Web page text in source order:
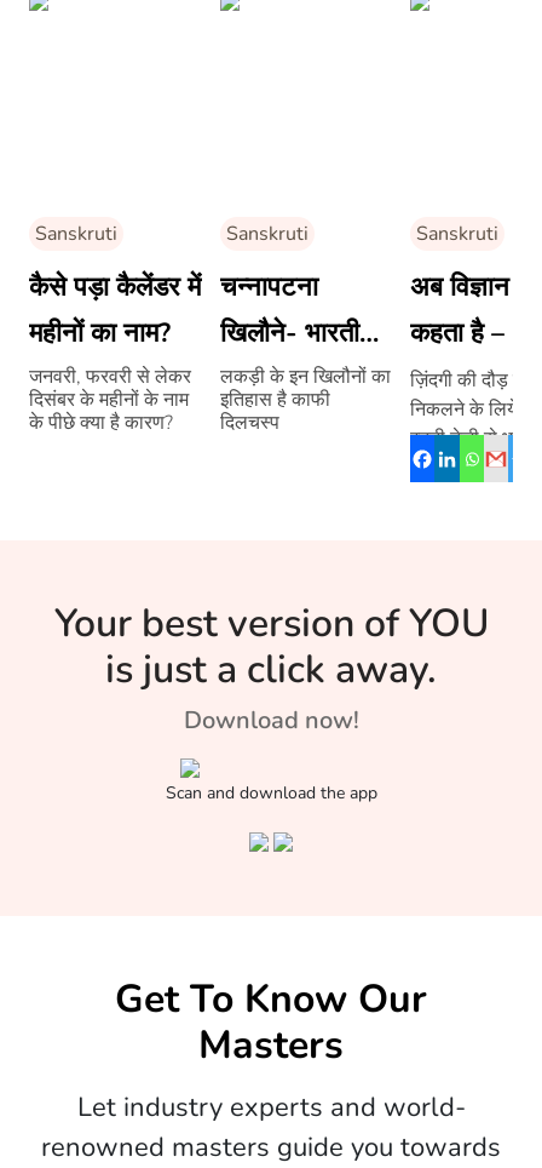
Sanskruti
कैसे पड़ा कैलेंडर में
महीनों का नाम?
जनवरी, फरवरी से लेकर
दिसंबर के महीनों के नाम
के पीछे क्या है कारण?
Sanskruti
चन्नापटना
खिलौने- भारतीय
पारंपरिक
हस्तकला
लकड़ी के इन खिलौनों का
इतिहास है काफी
दिलचस्प
Sanskruti
अब विज्ञान भी
कहता है –
ज़रूरी है मन
शांति’
ज़िंदगी की दौड़ में
निकलने के लिये
इतनी तेज़ी से भाग
कि चैन-सुकून के
Your best version of YOU
is just a click away.
Download now!
Scan and download the app
Get To Know Our
Masters
Let industry experts and world-
renowned masters guide you towards